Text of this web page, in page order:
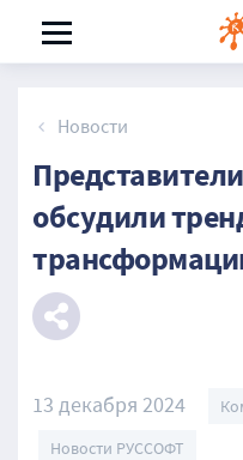
Новости
обсудили
13 декабря 2024
Новости РУССОФТ